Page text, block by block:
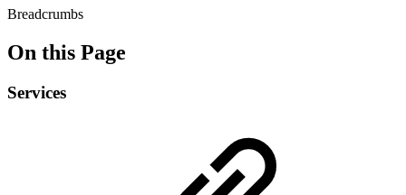
Breadcrumbs
On this Page
Services